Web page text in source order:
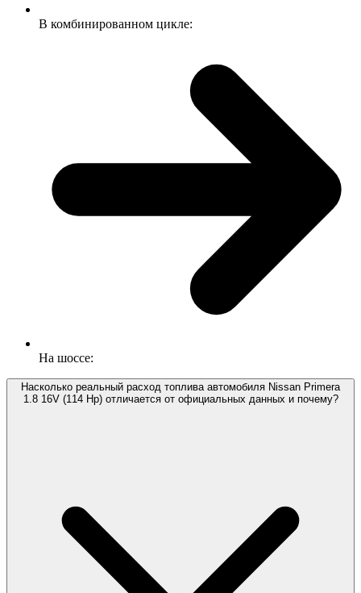
В комбинированном цикле:
На шоссе:
Насколько реальный расход топлива автомобиля Nissan Primera
1.8 16V (114 Hp) отличается от официальных данных и почему?